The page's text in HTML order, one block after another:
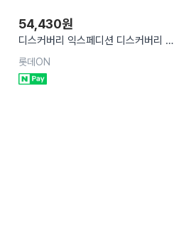
54,430원
디스커버리 익스페디션 디스커버리 남
성 에어닷 우븐 반팔티셔츠
DMRS8A053BKS
롯데ON